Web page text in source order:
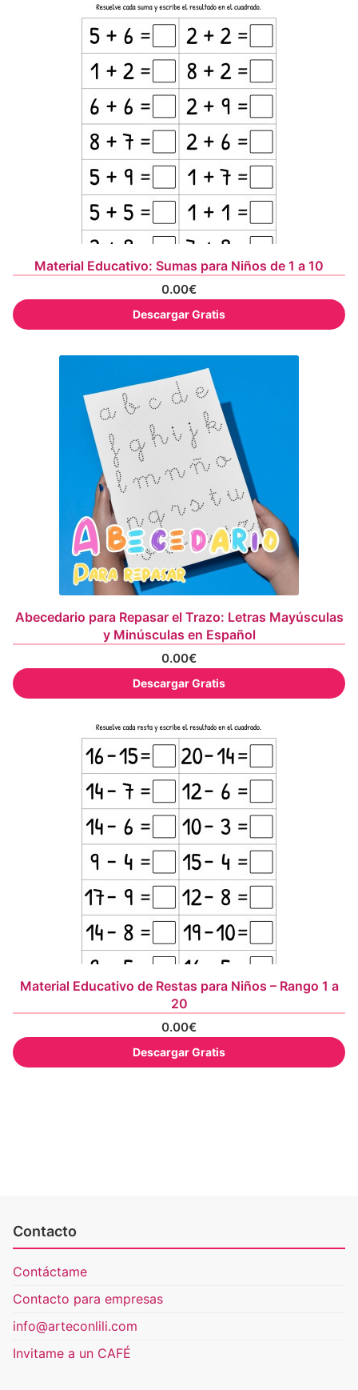
Material Educativo: Sumas para Niños de 1 a 10
0.00€
Descargar Gratis
Abecedario para Repasar el Trazo: Letras Mayúsculas
y Minúsculas en Español
0.00€
Descargar Gratis
Material Educativo de Restas para Niños – Rango 1 a
20
0.00€
Descargar Gratis
Contacto
Contáctame
Contacto para empresas
info@arteconlili.com
Invitame a un CAFÉ